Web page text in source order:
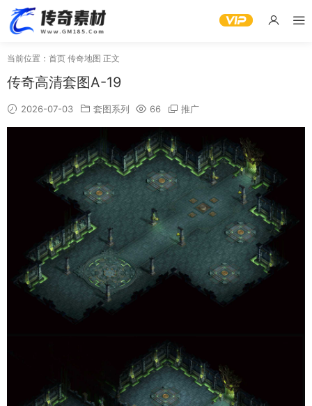
当前位置： 首页 传奇地图 正文
传奇高清套图A-19
2026-07-03 套图系列 66 推广